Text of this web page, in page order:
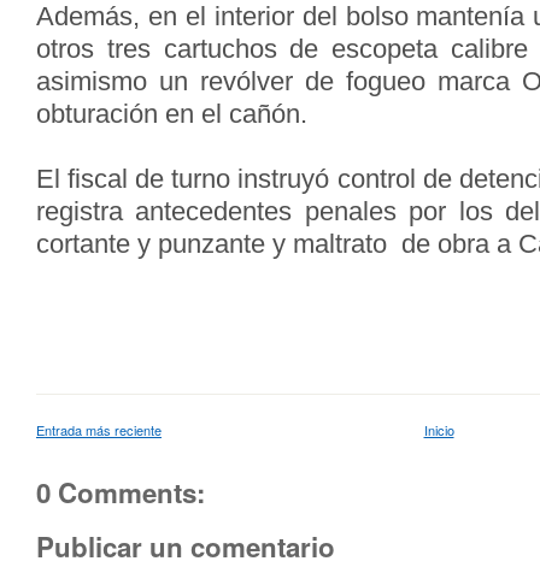
Además, en el interior del bolso mantenía
otros tres cartuchos de escopeta
asimismo un revólver de fogueo marca
obturación en el cañón.
El fiscal de turno instruyó control de
registra antecedentes penales por los
cortante y punzante y maltrato de obra a
Entrada más reciente Inicio
0 Comments:
Publicar un comentario